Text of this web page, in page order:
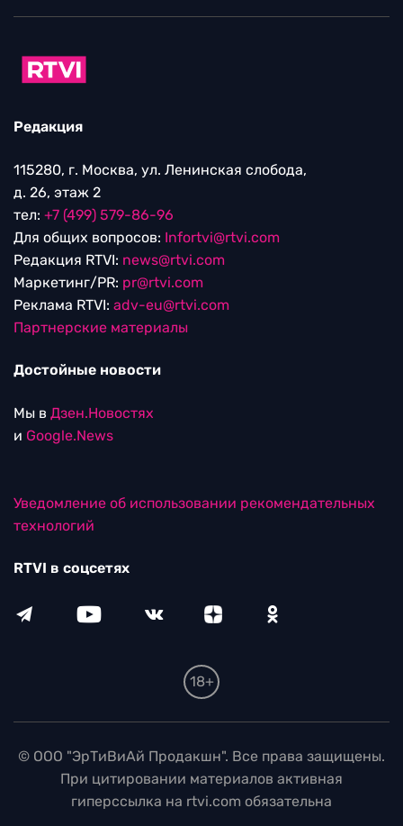
Редакция
115280, г. Москва, ул. Ленинская слобода,
д. 26, этаж 2
тел: +7 (499) 579-86-96
Для общих вопросов: Infortvi@rtvi.com
Редакция RTVI: news@rtvi.com
Маркетинг/PR: pr@rtvi.com
Реклама RTVI: adv-eu@rtvi.com
Партнерские материалы
Достойные новости
Мы в Дзен.Новостях
и Google.News
Уведомление об использовании рекомендательных
технологий
RTVI в соцсетях
18+
© ООО "ЭрТиВиАй Продакшн". Все права защищены.
При цитировании материалов активная
гиперссылка на rtvi.com обязательна